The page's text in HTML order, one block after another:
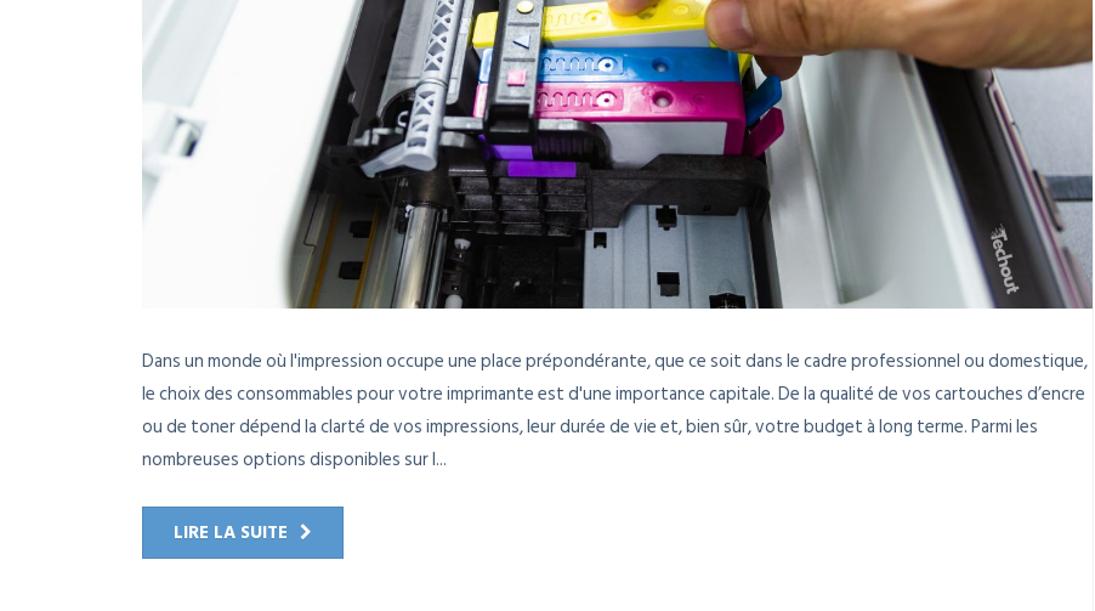
Dans un monde où l'impression occupe une place prépondérante, que ce soit dans le cadre professionnel ou domestique,
le choix des consommables pour votre imprimante est d'une importance capitale. De la qualité de vos cartouches d’encre
ou de toner dépend la clarté de vos impressions, leur durée de vie et, bien sûr, votre budget à long terme. Parmi les
nombreuses options disponibles sur l...
LIRE LA SUITE